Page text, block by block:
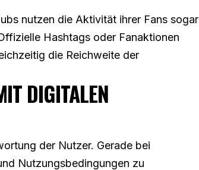
nutzen die Aktivität ihrer Fans sogar
Hashtags oder Fanaktionen
die Reichweite der
DIGITALEN
der Nutzer. Gerade bei
Nutzungsbedingungen zu